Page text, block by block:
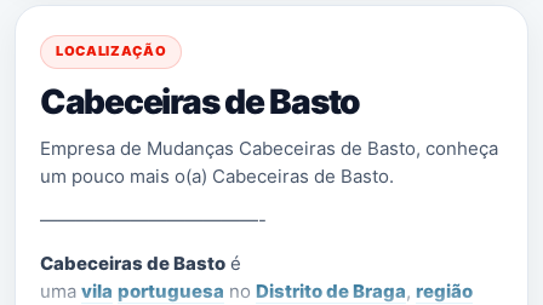
LOCALIZAÇÃO
Cabeceiras de Basto
Empresa de Mudanças Cabeceiras de Basto, conheça
um pouco mais o(a) Cabeceiras de Basto.
————————————-
Cabeceiras de Basto é
uma vila portuguesa no Distrito de Braga, região